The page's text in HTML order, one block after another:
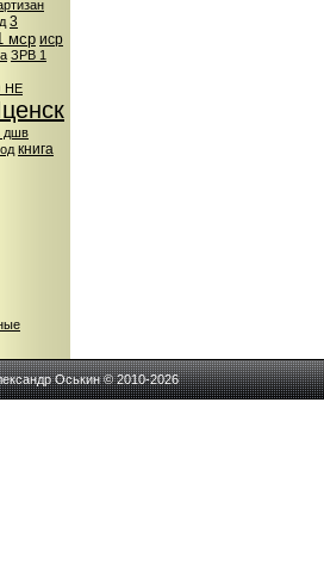
3
мср иср
ЗРВ 1
НЕ
дшв
книга
Оськин © 2010-2026